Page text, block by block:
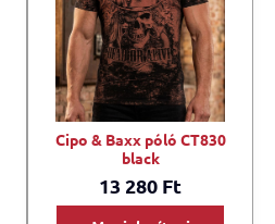
Cipo & Baxx póló CT830
black
13 280 Ft